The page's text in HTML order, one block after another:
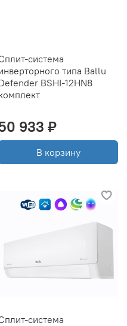
система
типа Ballu
BSHI-12HN8
933 ₽
В корзину
система